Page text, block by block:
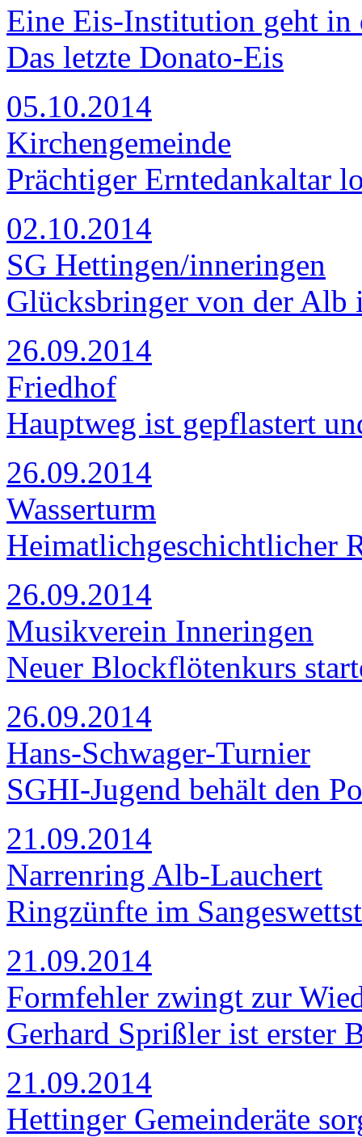
Eine Eis-Institution geht in
Das letzte Donato-Eis
05.10.2014
Kirchengemeinde
Prächtiger Erntedankaltar
02.10.2014
SG Hettingen/inneringen
Glücksbringer von der Alb
26.09.2014
Friedhof
Hauptweg ist gepflastert
26.09.2014
Wasserturm
Heimatlichgeschichtlicher
26.09.2014
Musikverein Inneringen
Neuer Blockflötenkurs
26.09.2014
Hans-Schwager-Turnier
SGHI-Jugend behält den
21.09.2014
Narrenring Alb-Lauchert
Ringzünfte im
21.09.2014
Formfehler zwingt zur
Gerhard Sprißler ist erster
21.09.2014
Hettinger Gemeinderäte